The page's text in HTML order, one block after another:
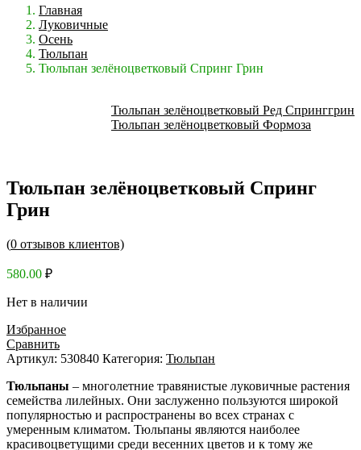
Главная
Луковичные
Осень
Тюльпан
Тюльпан зелёноцветковый Спринг Грин
Тюльпан зелёноцветковый Ред Спринггрин
Тюльпан зелёноцветковый Формоза
Тюльпан зелёноцветковый Спринг
Грин
(0 отзывов клиентов)
580.00 ₽
Нет в наличии
Избранное
Сравнить
Артикул: 530840 Категория: Тюльпан
Тюльпаны – многолетние травянистые луковичные растения
семейства лилейных. Они заслуженно пользуются широкой
популярностью и распространены во всех странах с
умеренным климатом. Тюльпаны являются наиболее
красивоцветущими среди весенних цветов и к тому же